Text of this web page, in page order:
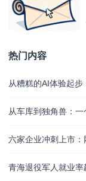
热门内容
从糟糕的AI体验起
从车库到独角兽：
六家企业冲刺上市
青海退役军人就业